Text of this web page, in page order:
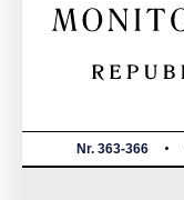
Nr. 363-366